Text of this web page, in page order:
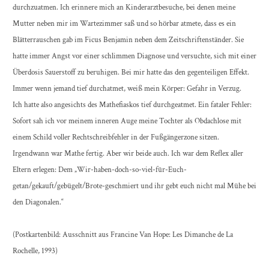
durchzuatmen. Ich erinnere mich an Kinderarztbesuche, bei denen meine
Mutter neben mir im Wartezimmer saß und so hörbar atmete, dass es ein
Blätterrauschen gab im Ficus Benjamin neben dem Zeitschriftenständer. Sie
hatte immer Angst vor einer schlimmen Diagnose und versuchte, sich mit einer
Überdosis Sauerstoff zu beruhigen. Bei mir hatte das den gegenteiligen Effekt.
Immer wenn jemand tief durchatmet, weiß mein Körper: Gefahr in Verzug.
Ich hatte also angesichts des Mathefiaskos tief durchgeatmet. Ein fataler Fehler:
Sofort sah ich vor meinem inneren Auge meine Tochter als Obdachlose mit
einem Schild voller Rechtschreibfehler in der Fußgängerzone sitzen.
Irgendwann war Mathe fertig. Aber wir beide auch. Ich war dem Reflex aller
Eltern erlegen: Dem „Wir-haben-doch-so-viel-für-Euch-
getan/gekauft/gebügelt/Brote-geschmiert und ihr gebt euch nicht mal Mühe bei
den Diagonalen.“
(Postkartenbild: Ausschnitt aus Francine Van Hope: Les Dimanche de La
Rochelle, 1993)